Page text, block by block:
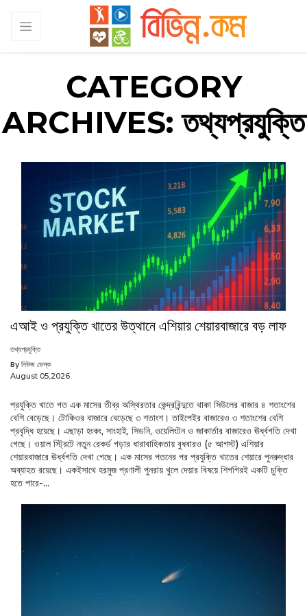
CATEGORY
ARCHIVES:তথ্যপ্রযুক্তি
এআই ও প্রযুক্তি খাতের উত্থানে এশিয়ার শেয়ারবাজারে বড় লাফ
তথ্যপ্রযুক্তি
By নিউজ ডেস্ক
August 05,2026
প্রযুক্তি খাতে গত এক মাসের তীব্র অস্থিরতার কেন্দ্রবিন্দুতে থাকা সিউলের বাজার ৪ শতাংশের
বেশি বেড়েছে। টোকিওর বাজারে বেড়েছে ৩ শতাংশ। তাইপেইর বাজারেও ৩ শতাংশের বেশি
প্রবৃদ্ধি হয়েছে। এছাড়া হংকং, সাংহাই, সিডনি, ওয়েলিংটন ও জাকার্তার বাজারেও ঊর্ধ্বগতি দেখা
গেছে। ওয়াল স্ট্রিটে নতুন রেকর্ড গড়ার ধারাবাহিকতায় বুধবারও (৫ আগস্ট) এশিয়ার
শেয়ারবাজারে ঊর্ধ্বগতি দেখা গেছে। এক মাসের পতনের পর প্রযুক্তি খাতের শেয়ারে পুনরুদ্ধার
অব্যাহত রয়েছে। একইসাথে হরমুজ প্রণালী পুনরায় খুলে দেয়ার বিষয়ে শিগগিরই একটি চুক্তি
হতে পারে-...